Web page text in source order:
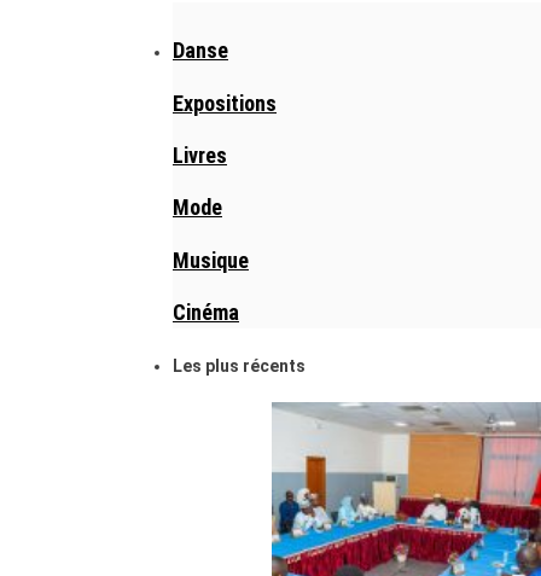
Danse
Expositions
Livres
Mode
Musique
Cinéma
Les plus récents